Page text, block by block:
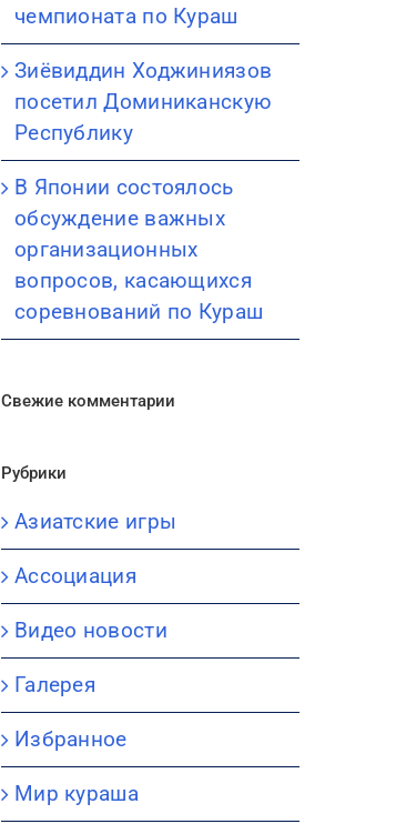
чемпионата по Кураш
Зиёвиддин Ходжиниязов
посетил Доминиканскую
Республику
В Японии состоялось
обсуждение важных
организационных
вопросов, касающихся
соревнований по Кураш
Свежие комментарии
Рубрики
Азиатские игры
Ассоциация
Видео новости
Галерея
Избранное
Мир кураша